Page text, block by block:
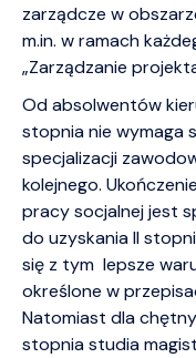
zarządcze w
m.in. w ramach
„Zarządzanie
Od absolwentów
stopnia nie wymaga
specjalizacji
kolejnego.
pracy socjalnej jest
do uzyskania II
się z tym lepsze
określone w
Natomiast dla
stopnia studia